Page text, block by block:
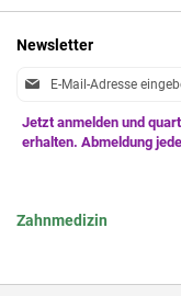
Newsletter
Anmeldung
Newsletter:
Zahnmedizin